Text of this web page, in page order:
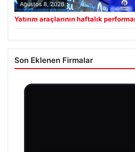
Ağustos 8, 2026
Yatırım araçlarının haftalık
Son Eklenen Firmalar